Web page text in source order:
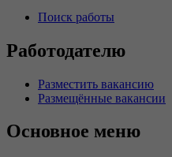
Поиск работы
Работодателю
Разместить вакансию
Размещённые вакансии
Основное меню